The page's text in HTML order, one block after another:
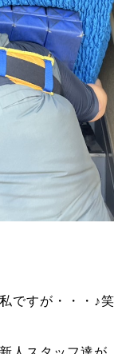
ですが・・・♪笑